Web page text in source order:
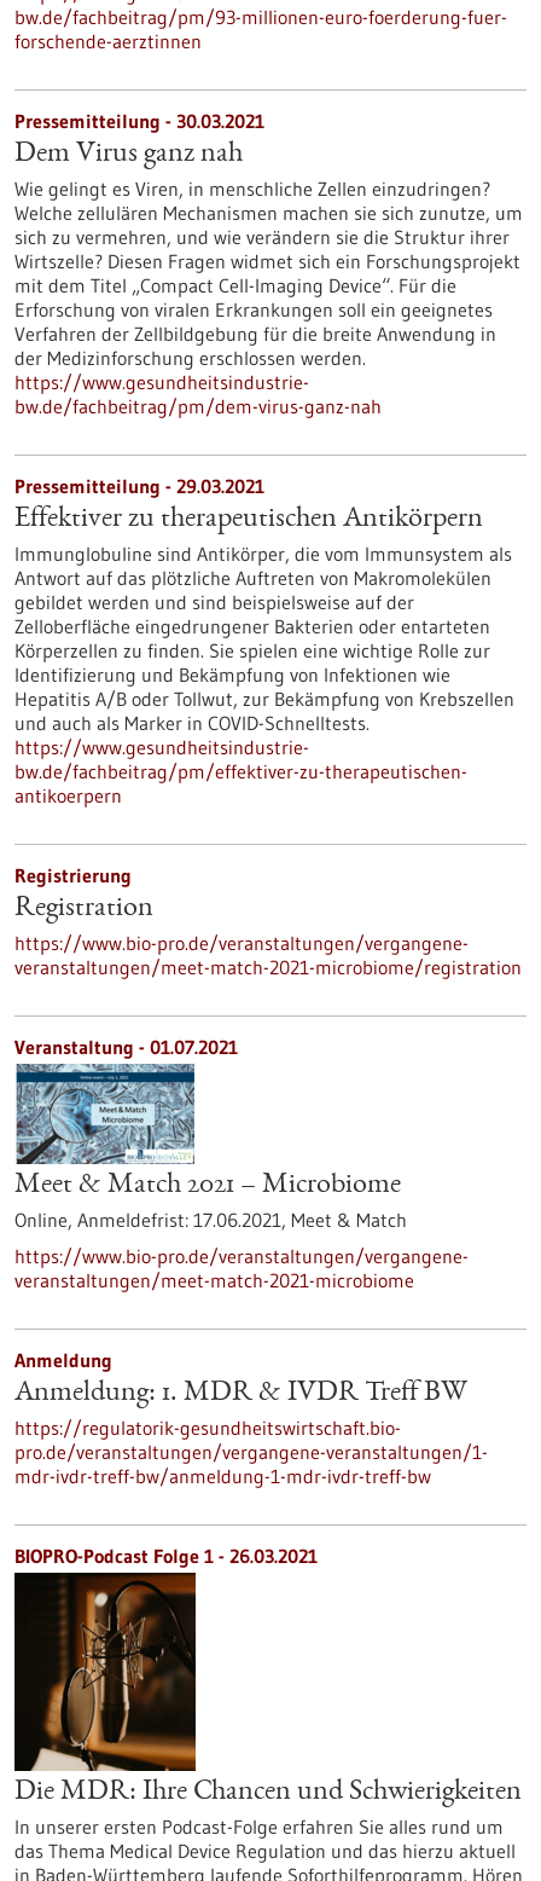
bw.de/fachbeitrag/pm/93-millionen-euro-foerderung-fuer-
forschende-aerztinnen
Pressemitteilung - 30.03.2021
Dem Virus ganz nah
Wie gelingt es Viren, in menschliche Zellen einzudringen?
Welche zellulären Mechanismen machen sie sich zunutze, um
sich zu vermehren, und wie verändern sie die Struktur ihrer
Wirtszelle? Diesen Fragen widmet sich ein Forschungsprojekt
mit dem Titel „Compact Cell-Imaging Device“. Für die
Erforschung von viralen Erkrankungen soll ein geeignetes
Verfahren der Zellbildgebung für die breite Anwendung in
der Medizinforschung erschlossen werden.
https://www.gesundheitsindustrie-
bw.de/fachbeitrag/pm/dem-virus-ganz-nah
Pressemitteilung - 29.03.2021
Effektiver zu therapeutischen Antikörpern
Immunglobuline sind Antikörper, die vom Immunsystem als
Antwort auf das plötzliche Auftreten von Makromolekülen
gebildet werden und sind beispielsweise auf der
Zelloberfläche eingedrungener Bakterien oder entarteten
Körperzellen zu finden. Sie spielen eine wichtige Rolle zur
Identifizierung und Bekämpfung von Infektionen wie
Hepatitis A/B oder Tollwut, zur Bekämpfung von Krebszellen
und auch als Marker in COVID-Schnelltests.
https://www.gesundheitsindustrie-
bw.de/fachbeitrag/pm/effektiver-zu-therapeutischen-
antikoerpern
Registrierung
Registration
https://www.bio-pro.de/veranstaltungen/vergangene-
veranstaltungen/meet-match-2021-microbiome/registration
Veranstaltung - 01.07.2021
Meet & Match 2021 – Microbiome
Online, Anmeldefrist: 17.06.2021, Meet & Match
https://www.bio-pro.de/veranstaltungen/vergangene-
veranstaltungen/meet-match-2021-microbiome
Anmeldung
Anmeldung: 1. MDR & IVDR Treff BW
https://regulatorik-gesundheitswirtschaft.bio-
pro.de/veranstaltungen/vergangene-veranstaltungen/1-
mdr-ivdr-treff-bw/anmeldung-1-mdr-ivdr-treff-bw
BIOPRO-Podcast Folge 1 - 26.03.2021
Die MDR: Ihre Chancen und Schwierigkeiten
In unserer ersten Podcast-Folge erfahren Sie alles rund um
das Thema Medical Device Regulation und das hierzu aktuell
in Baden-Württemberg laufende Soforthilfeprogramm. Hören